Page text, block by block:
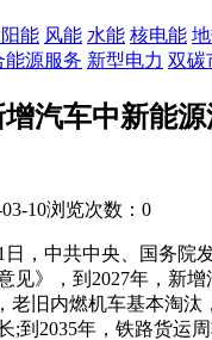
能 风能 水能 核电能
能源服务 新型电力 双碳
增汽车中新能
10浏览次数： 0
，中共中央、国务院
见》，到2027年，新
老旧内燃机车基本淘汰
;到2035年，铁路货运